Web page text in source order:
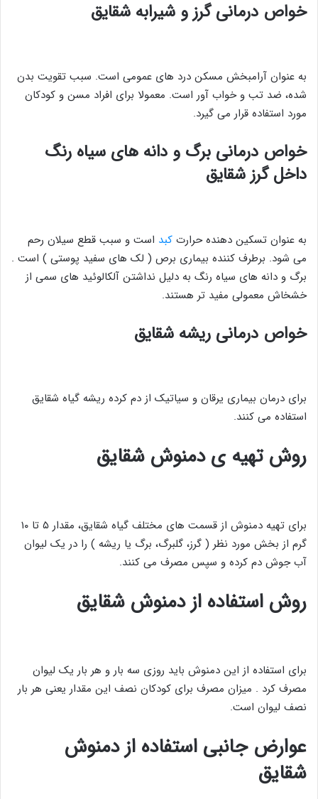
خواص درمانی گرز و شیرابه شقایق
به عنوان آرامبخش مسکن درد های عمومی است. سبب تقویت بدن
شده، ضد تب و خواب آور است. معمولا برای افراد مسن و کودکان
مورد استفاده قرار می گیرد.
خواص درمانی برگ و دانه های سیاه رنگ
داخل گرز شقایق
به عنوان تسکین دهنده حرارت کبد است و سبب قطع سیلان رحم
می شود. برطرف کننده بیماری برص ( لک های سفید پوستی ) است .
برگ و دانه های سیاه رنگ به دلیل نداشتن آلکالوئید های سمی از
خشخاش معمولی مفید تر هستند.
خواص درمانی ریشه شقایق
برای درمان بیماری یرقان و سیاتیک از دم کرده ریشه گیاه شقایق
استفاده می کنند.
روش تهیه ی دمنوش شقایق
برای تهیه دمنوش از قسمت های مختلف گیاه شقایق، مقدار ۵ تا ۱۰
گرم از بخش مورد نظر ( گرز، گلبرگ، برگ یا ریشه ) را در یک لیوان
آب جوش دم کرده و سپس مصرف می کنند.
روش استفاده از دمنوش شقایق
برای استفاده از این دمنوش باید روزی سه بار و هر بار یک لیوان
مصرف کرد . میزان مصرف برای کودکان نصف این مقدار یعنی هر بار
نصف لیوان است.
عوارض جانبی استفاده از دمنوش
شقایق